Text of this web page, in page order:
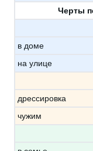
Черты
в доме
на улице
дрессировка
чужим